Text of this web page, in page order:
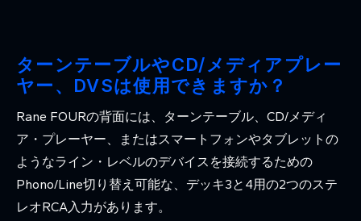
ターンテーブルやCD/メディアプレー
ヤー、DVSは使用できますか？
Rane FOURの背面には、ターンテーブル、CD/メディ
ア・プレーヤー、またはスマートフォンやタブレットの
ようなライン・レベルのデバイスを接続するための
Phono/Line切り替え可能な、デッキ3と4用の2つのステ
レオRCA入力があります。